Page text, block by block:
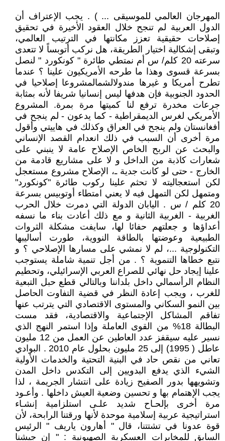
المهرجان العالمي للموسيقى ... ) . يجب الإعتراف أن
الدول العربية لم تنجح خلال العقود الأخيرة في تحقيق
إصلاحات حقيقية تعزز مكانتها في الترتيب العالمي،
وتبقى إشكالية اختيار الطريقة، هل نركب أتوبساً لا تتعدى
سرعته 20 كلم/ س أم نمتطي طائرة " كونكورد " لنصل
بسرعة قسوى وهذا ما طرحه الأمريكيون علينا ؟ عندما
تطرح أمريكا و غيرها مندولالشمالمشروعا إصلاحيا في
الحدود الجنوبية فإن هدفها ليس إنسانيا شريفا لأنه بمثابة
جرعات مخدرة ترفع لنا كميتها مرة بمرة. المشروع
الأمريكي لغرس الديمقراطية - كما يدعون - لم ينجح في
أفغانستان ولم ينجح في العراق وكذلك في هاييتي وأقول
مرة أخرى أن السبب في ذلك انعدام القصد الإنساني
والبحث عن الربح الخاص الإصلاح عامة لا ينبني على
شعارات كاذبة من الداخل و لا على مشاريع قادمة من
الخارج - حتى لو كانت جدية ـ، الإصلاح مشروع مستعجل
لكن استعجاليته لا تحثم علينا ركوب طائرة "كونكورد"
ومتمهل لكن التمهل فيه لا يعني امتطاء أوتوبيس بسرعة
20 كلم / س . اليابان الدولة التي دمرت خلال الحرب
الغربية - الغربية الثانية و مع ذلك أعادت بناء ما نسفه
أعداؤها و جعلتهم حفائا لها، سايفت مشكلة الثروات
الطبيعية وعوضتها بالطاقة النووية، طورت أساليبها
التكنولوجية ...، لم لا نمشي على مسارها الإصلاحي ؟ و
نتبع خطاها التنموية ؟ . من أجل تنمية شاملة يستوجب
علينا إيجاد حل نهائي للصراع العربي الإسرائيلي، وتحطيم
النظام الرأسمالي داخل بلداننا وبالتالي قطع حبل التبعية
للغرب ، ويجب إعادة النظر في قضية التفاوت الحاصل
بين النمو السكاني والمستوى الاقتصادي التي يترتب عنها
تفاقم المشاكل الإجتماعية والاقتصادية، فقد مست
البطالة 18% من القوى العاملة وإذا استمر النهج الذي
نسير عليه سيقفز عدد العاطين عن العمل من 12 مليون
عاطل ( 1995) إلى 25 مليون بحلول عام 2010 . البوادي
تعاني من نقص حاد في البنية التحتية والخدمات الأولية
الشيء الذي يدفع البدويين إلى التكدس داخل المدن
وتشويهها بدور الصفيح زيادة على انتشار الجريمة ، لذا
يجب الإهتمام بها و تحسين وضعية العيش داخلها . وأعـود
مرة أخرى بإلحـاح شديد علـى استلزامية إنشـاء
استراتيجية عربية إسلامية موحدة لأنها ورقتنا الرابحة، لأن
قوة عدونا في تشتتنا، قال " أهارون ياريف " الرئيس
السابق للمخابرات العسكرية الصهيونية : " إن جيشنا